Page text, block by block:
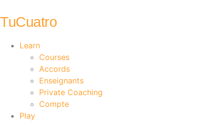
au
contenu
TuCuatro
Learn
Courses
Accords
Enseignants
Private Coaching
Compte
Play